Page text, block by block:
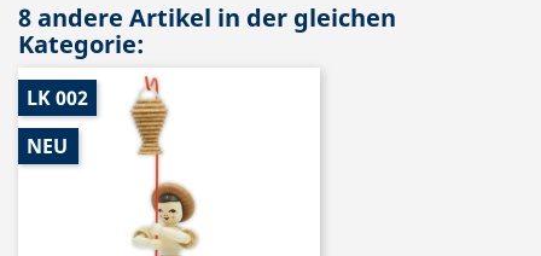
8 andere Artikel in der gleichen
Kategorie:
LK 002
NEU